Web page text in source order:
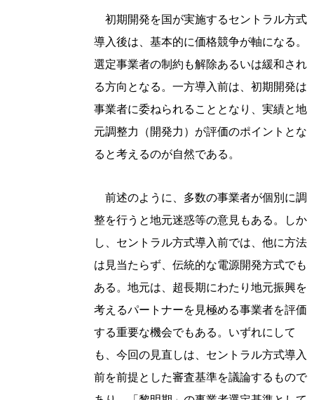
初期開発を国が実施するセントラル方式
導入後は、基本的に価格競争が軸になる。
選定事業者の制約も解除あるいは緩和され
る方向となる。一方導入前は、初期開発は
事業者に委ねられることとなり、実績と地
元調整力（開発力）が評価のポイントとな
ると考えるのが自然である。
前述のように、多数の事業者が個別に調
整を行うと地元迷惑等の意見もある。しか
し、セントラル方式導入前では、他に方法
は見当たらず、伝統的な電源開発方式でも
ある。地元は、超長期にわたり地元振興を
考えるパートナーを見極める事業者を評価
する重要な機会でもある。いずれにして
も、今回の見直しは、セントラル方式導入
前を前提とした審査基準を議論するもので